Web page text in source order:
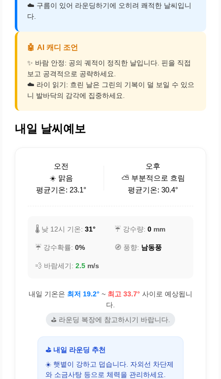
☁️ 구름이 있어 라운딩하기에 오히려 쾌적한 날씨입니
다.
🤖 AI 캐디 조언
✨ 바람 안정: 공의 궤적이 정직한 날입니다. 핀을 직접
보고 공격적으로 공략하세요.
☁️ 라이 읽기: 흐린 날은 그린의 기복이 덜 보일 수 있으
니 발바닥의 감각에 집중하세요.
내일 날씨예보
오전
☀️ 맑음
평균기온: 23.1°
오후
⛅ 부분적으로 흐림
평균기온: 30.4°
🌡️ 낮 12시 기온: 31° ☔ 강수량: 0 mm
☔ 강수확률: 0% 🧭 풍향: 남동풍
💨 바람세기: 2.5 m/s
내일 기온은 최저 19.2° ~ 최고 33.7° 사이로 예상됩니
다.
⛳ 라운딩 복장에 참고하시기 바랍니다.
⛳ 내일 라운딩 추천
☀️ 햇볕이 강하고 덥습니다. 자외선 차단제
와 소금사탕 등으로 체력을 관리하세요.